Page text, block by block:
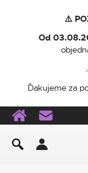
⚠️
Od
Ďakujeme za